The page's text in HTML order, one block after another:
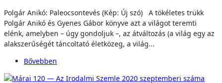
Polgár Anikó: Paleocsontevés (Kép: Új szó) A tökéletes trükk
Polgár Anikó és Gyenes Gábor könyve azt a világot teremti
elénk, amelyben – úgy gondoljuk –, az átváltozás (a világ egy az
alakszerűségét táncoltató életközeg, a világ...
Bővebben